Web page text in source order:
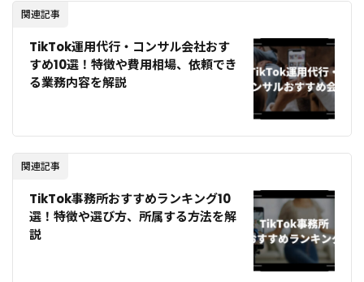
関連記事
TikTok運用代行・コンサル会社おす
すめ10選！特徴や費用相場、依頼でき
る業務内容を解説
関連記事
TikTok事務所おすすめランキング10
選！特徴や選び方、所属する方法を解
説